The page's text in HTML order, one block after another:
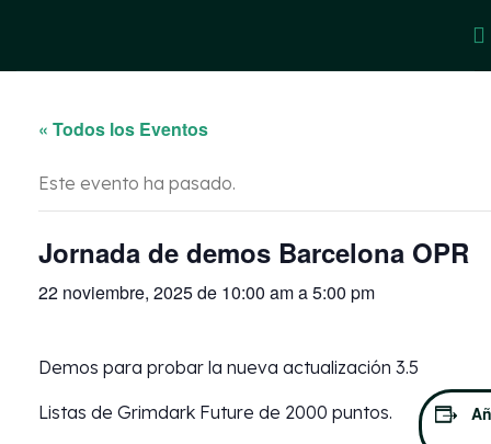
« Todos los Eventos
Este evento ha pasado.
Jornada de demos Barcelona OPR
22 noviembre, 2025 de 10:00 ama5:00 pm
Demos para probar la nueva actualización 3.5
Listas de Grimdark Future de 2000 puntos.